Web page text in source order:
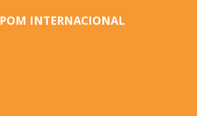
POM INTERNACIONAL